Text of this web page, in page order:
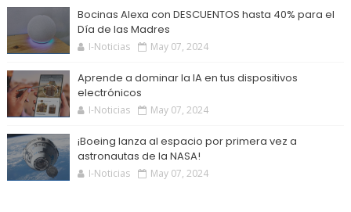
Bocinas Alexa con DESCUENTOS hasta 40% para el
Día de las Madres
I-Noticias May 07, 2024
Aprende a dominar la IA en tus dispositivos
electrónicos
I-Noticias May 07, 2024
¡Boeing lanza al espacio por primera vez a
astronautas de la NASA!
I-Noticias May 07, 2024